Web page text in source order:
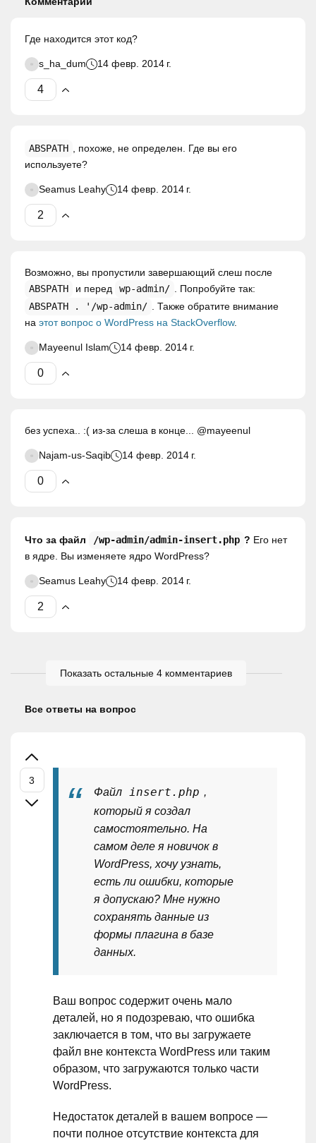
Где находится этот код?
s_ha_dum 14 февр. 2014 г.
ABSPATH
, похоже, не определен. Где вы его
используете?
Seamus Leahy 14 февр. 2014 г.
Возможно, вы пропустили завершающий слеш после
ABSPATH
и перед wp-admin/
. Попробуйте так:
ABSPATH . '/wp-admin/
. Также обратите внимание
на этот вопрос о WordPress на StackOverflow.
Mayeenul Islam 14 февр. 2014 г.
без успеха.. :( из-за слеша в конце... @mayeenul
Najam-us-Saqib 14 февр. 2014 г.
Что за файл /wp-admin/admin-insert.php ? Его нет
в ядре. Вы изменяете ядро WordPress?
Seamus Leahy 14 февр. 2014 г.
Показать остальные 4 комментариев
Все ответы на вопрос
Файл insert.php ,
который я создал
самостоятельно. На
самом деле я новичок в
WordPress, хочу узнать,
есть ли ошибки, которые
я допускаю? Мне нужно
сохранять данные из
формы плагина в базе
данных.
Ваш вопрос содержит очень мало
деталей, но я подозреваю, что ошибка
заключается в том, что вы загружаете
файл вне контекста WordPress или таким
образом, что загружаются только части
WordPress.
Недостаток деталей в вашем вопросе —
почти полное отсутствие контекста для